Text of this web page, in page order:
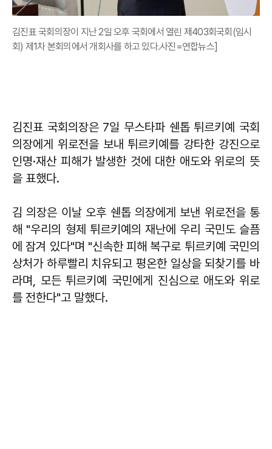
김진표 국회의장이 지난 2일 오후 국회에서 열린 제403회국회(임시
회) 제1차 본회의에서 개회사를 하고 있다.사진=연합뉴스]
김진표 국회의장은 7일 무스타파 쉔톱 튀르키예 국회
의장에게 위로전을 보내 튀르키예를 강타한 강진으로
인명·재산 피해가 발생한 것에 대한 애도와 위로의 뜻
을 표했다.
김 의장은 이날 오후 쉔톱 의장에게 보낸 위로전을 통
해 "우리의 형제 튀르키예의 재난에 우리 국민도 슬픔
에 잠겨 있다"며 "신속한 피해 복구로 튀르키예 국민의
상처가 하루빨리 치유되고 평온한 일상을 되찾기를 바
라며, 모든 튀르키예 국민에게 진심으로 애도와 위로
를 전한다"고 말했다.